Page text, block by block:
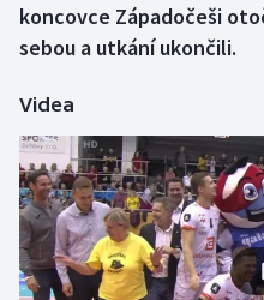
Dostihy
Florbal
Futsal
Golf
Gymnastika
koncovce Západočeši
sebou a utkání ukončili.
Videa